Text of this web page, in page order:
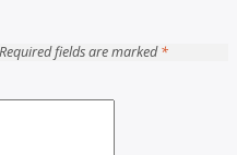
Required fields are marked*